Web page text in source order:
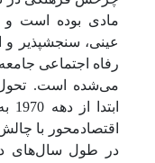
مادی بوده است و
عینی، سنجش­پذیر و
رفاه اجتماعی
می‌شده است. تحول
اقتصادمحور با